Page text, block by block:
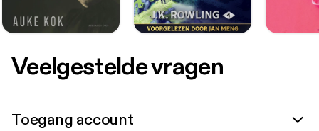
Veelgestelde vragen
Toegang account